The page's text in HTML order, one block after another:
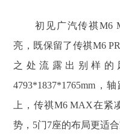
初见广汽传祺M6
亮，既保留了传祺M6
之处流露出别样的
4793*1837*1765mm，
上，传祺M6 MAX在紧
势，5门7座的布局更适合